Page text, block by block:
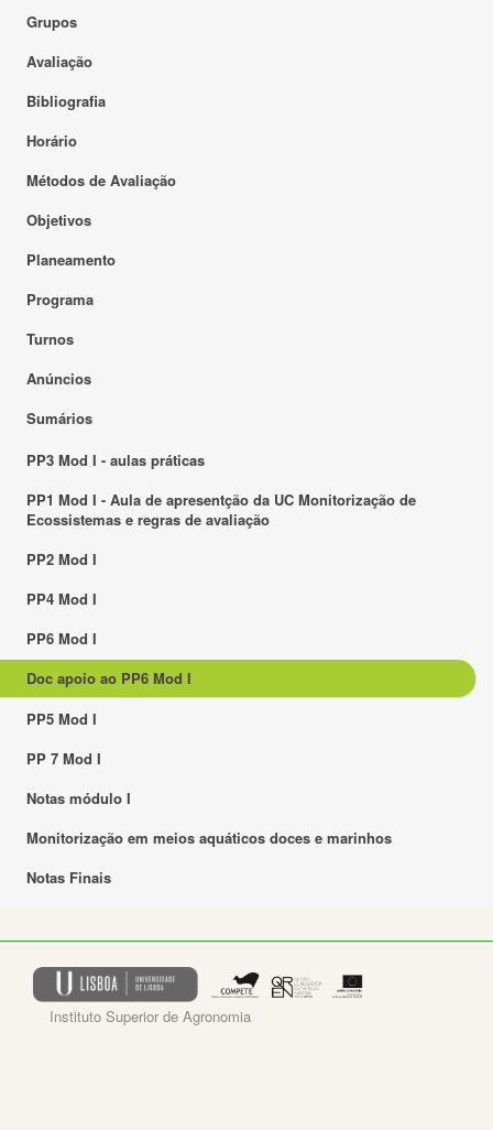
Grupos
Avaliação
Bibliografia
Horário
Métodos de Avaliação
Objetivos
Planeamento
Programa
Turnos
Anúncios
Sumários
PP3 Mod I - aulas práticas
PP1 Mod I - Aula de apresentção da UC Monitorização de
Ecossistemas e regras de avaliação
PP2 Mod I
PP4 Mod I
PP6 Mod I
Doc apoio ao PP6 Mod I
PP5 Mod I
PP 7 Mod I
Notas módulo I
Monitorização em meios aquáticos doces e marinhos
Notas Finais
Instituto Superior de Agronomia